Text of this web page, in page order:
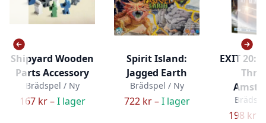
Shipyard Wooden
Parts Accessory
Brädspel / Ny
167 kr –I lager
Spirit Island:
Jagged Earth
Brädspel / Ny
722 kr –I lager
EXIT 20:
198 kr –